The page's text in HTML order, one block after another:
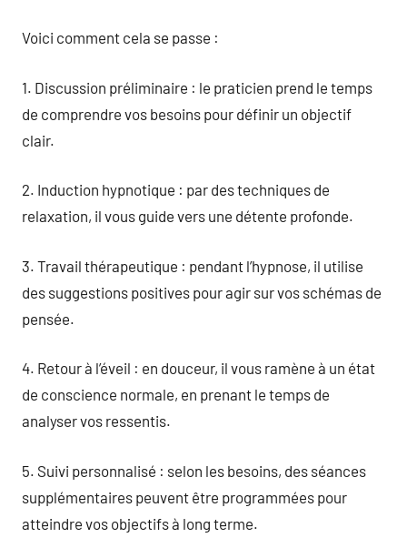
Voici comment cela se passe :
1. Discussion préliminaire : le praticien prend le temps
de comprendre vos besoins pour définir un objectif
clair.
2. Induction hypnotique : par des techniques de
relaxation, il vous guide vers une détente profonde.
3. Travail thérapeutique : pendant l’hypnose, il utilise
des suggestions positives pour agir sur vos schémas de
pensée.
4. Retour à l’éveil : en douceur, il vous ramène à un état
de conscience normale, en prenant le temps de
analyser vos ressentis.
5. Suivi personnalisé : selon les besoins, des séances
supplémentaires peuvent être programmées pour
atteindre vos objectifs à long terme.